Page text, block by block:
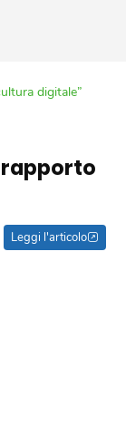
digitale”
rapporto
Leggi l'articolo